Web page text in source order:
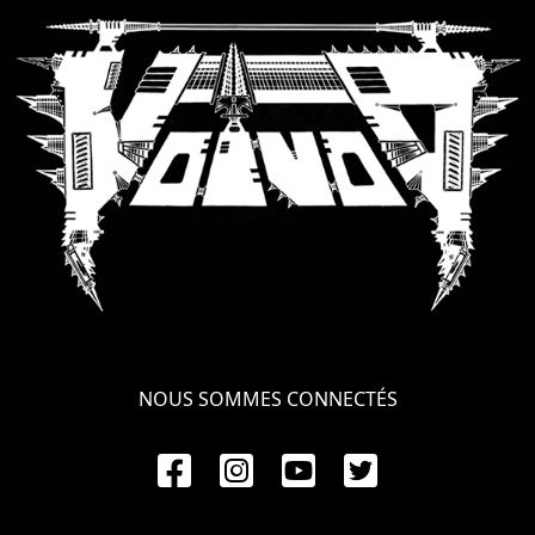
SYNCHRO
ANARCHY
LOST
MACHINE
NOTHINGFACE
DIMENSION
NOUS SOMMES CONNECTÉS